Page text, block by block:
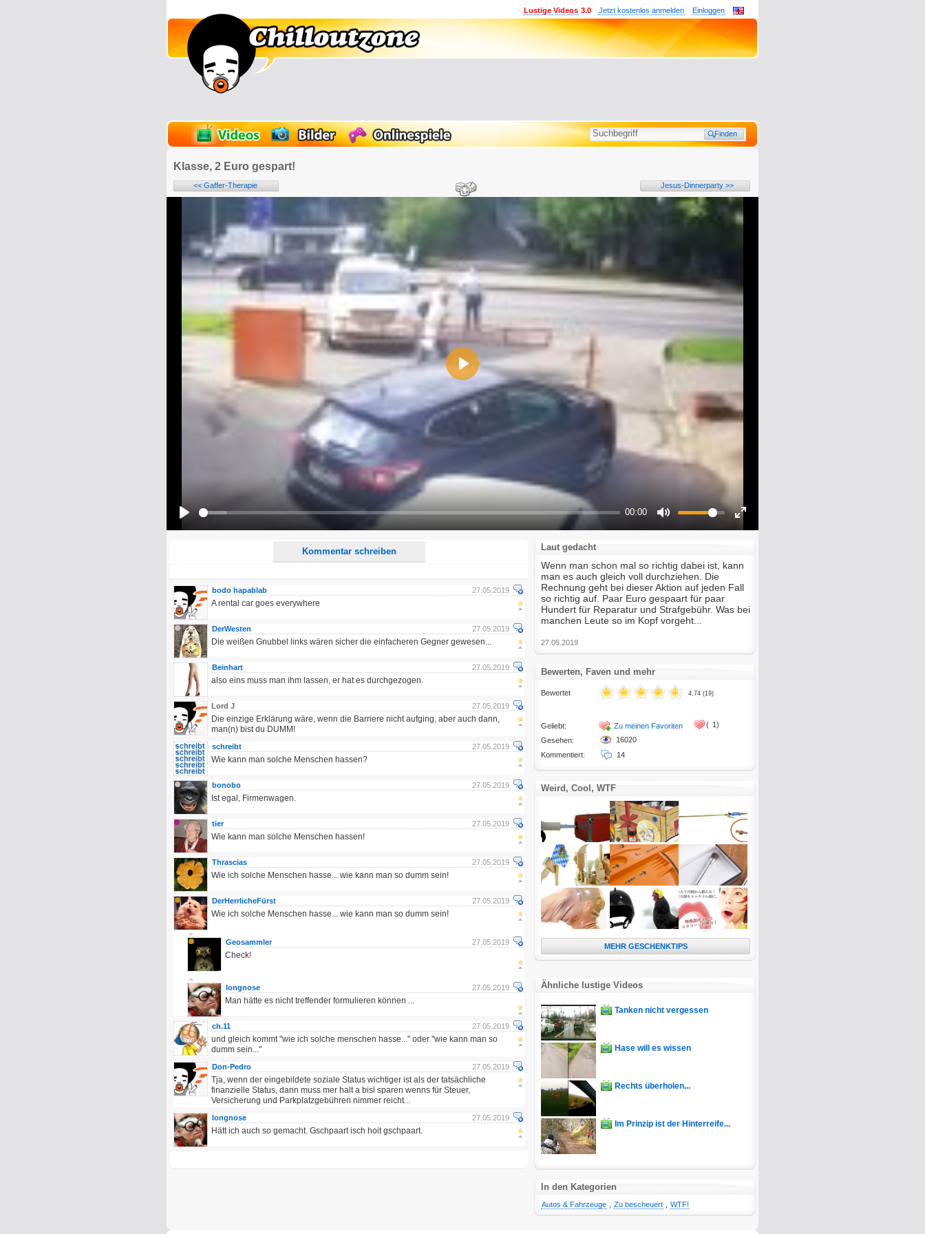
Einloggen
Jetzt kostenlos anmelden
Lustige Videos 3.0
Klasse, 2 Euro gespart!
<< Gaffer-Therapie Jesus-Dinnerparty >>
00:00
Play
Kommentar schreiben
Name:
E-Mail-Adresse (optional):
Alle HTML-Tags außer <br>, <strike> und <i> werden aus Deinem Kommentar entfernt.
URLs werden automatisch umgewandelt. Bitte verwende "www." oder "http://" in URLs
Ich möchte eine E-Mail, wenn zu meinem Kommentar Antworten erscheinen.
Ich möchte eine E-Mail, wenn auf dieser Seite weitere Kommentare erscheinen.
27.05.2019
bodo hapablab
A rental car goes everywhere
27.05.2019
DerWesten
Die weißen Gnubbel links wären sicher die einfacheren Gegner gewesen...
27.05.2019
Beinhart
also eins muss man ihm lassen, er hat es durchgezogen.
27.05.2019
Lord J
Die einzige Erklärung wäre, wenn die Barriere nicht aufging, aber auch dann,
man(n) bist du DUMM!
27.05.2019
schreibt
Wie kann man solche Menschen hassen?
27.05.2019
bonobo
Ist egal, Firmenwagen.
27.05.2019
tier
Wie kann man solche Menschen hassen!
27.05.2019
Thrascias
Wie ich solche Menschen hasse... wie kann man so dumm sein!
27.05.2019
DerHerrlicheFürst
Wie ich solche Menschen hasse... wie kann man so dumm sein!
27.05.2019
Geosammler
Check!
27.05.2019
longnose
Man hätte es nicht treffender formulieren können ...
27.05.2019
ch.11
und gleich kommt "wie ich solche menschen hasse..." oder "wie kann man so
dumm sein..."
27.05.2019
Don-Pedro
Tja, wenn der eingebildete soziale Status wichtiger ist als der tatsächliche
finanzielle Status, dann muss mer halt a bisl sparen wenns für Steuer,
Versicherung und Parkplatzgebühren nimmer reicht...
27.05.2019
longnose
Hätt ich auch so gemacht. Gschpaart isch hoit gschpaart.
Laut gedacht
Wenn man schon mal so richtig dabei ist, kann
man es auch gleich voll durchziehen. Die
Rechnung geht bei dieser Aktion auf jeden Fall
so richtig auf. Paar Euro gespaart für paar
Hundert für Reparatur und Strafgebühr. Was bei
manchen Leute so im Kopf vorgeht...
27.05.2019
Bewerten, Faven und mehr
Bewertet
Geliebt:
Gesehen:
Kommentiert:
4.74 (19)
Zu meinen Favoriten
16020
14
( 1)
Weird, Cool, WTF
MEHR GESCHENKTIPS
Ähnliche lustige Videos
Tanken nicht vergessen
Hase will es wissen
Rechts überholen...
Im Prinzip ist der Hinterreife...
In den Kategorien
Autos & Fahrzeuge Zu bescheuert WTF!